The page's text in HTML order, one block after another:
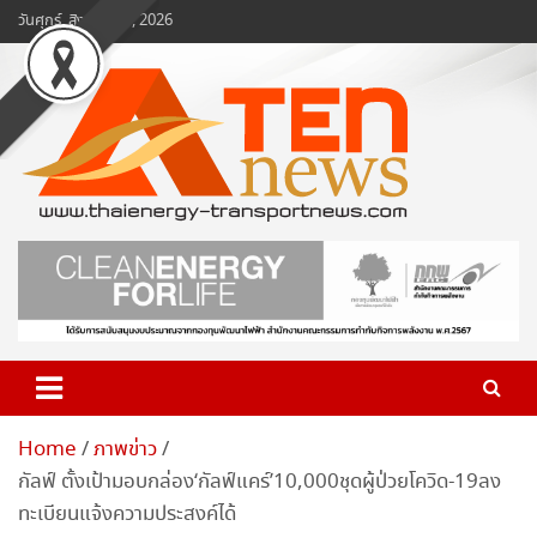
Skip
to
content
วันศุกร์, สิงหาคม 7, 2026
www.ten-news.com
ข่าวพลังงานและคมนาคม
Home ภาพข่าว
กัลฟ์ ตั้งเป้ามอบกล่อง‘กัลฟ์แคร์’10,000ชุดผู้ป่วยโควิด-19ลง
ทะเบียนแจ้งความประสงค์ได้